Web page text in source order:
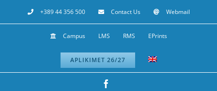
to
+389 44 356 500 Contact Us Webmail
Campus LMS RMS EPrints
APLIKIMET 26/27